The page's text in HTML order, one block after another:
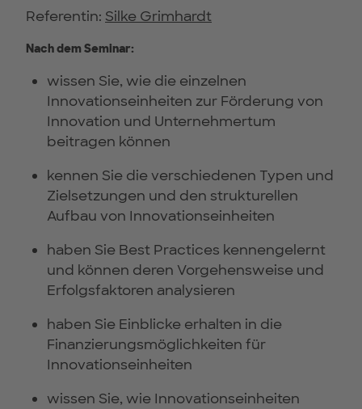
Referentin: Silke Grimhardt
Nach dem Seminar:
wissen Sie, wie die einzelnen
Innovationseinheiten zur Förderung von
Innovation und Unternehmertum
beitragen können
kennen Sie die verschiedenen Typen und
Zielsetzungen und den strukturellen
Aufbau von Innovationseinheiten
haben Sie Best Practices kennengelernt
und können deren Vorgehensweise und
Erfolgsfaktoren analysieren
haben Sie Einblicke erhalten in die
Finanzierungsmöglichkeiten für
Innovationseinheiten
wissen Sie, wie Innovationseinheiten